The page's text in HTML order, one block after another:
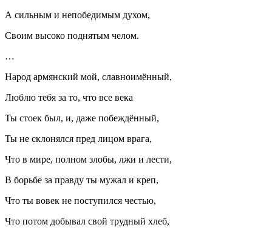
А сильным и непобедимым духом,
Своим высоко поднятым челом.
…
Народ армянский мой, славноимённый,
Люблю тебя за то, что все века
Ты стоек был, и, даже побеждённый,
Ты не склонялся пред лицом врага,
Что в мире, полном злобы, лжи и лести,
В борьбе за правду ты мужал и креп,
Что ты вовек не поступился честью,
Что потом добывал свой трудный хлеб,